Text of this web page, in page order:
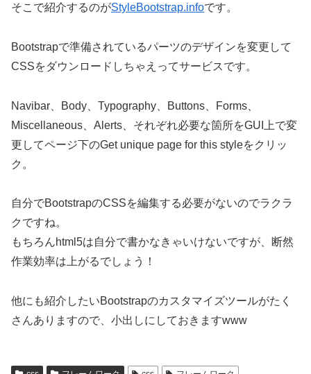
そこで紹介するのがStyleBootstrap.infoです。
Bootstrapで準備されているパーツのデザインを変更して
CSSをダウンロードしちゃえってサービスです。
Navibar、Body、Typography、Buttons、Forms、
Miscellaneous、Alerts、それぞれ必要な箇所をGUI上で変
更してページ下のGet unique page for this styleをクリッ
ク。
自分でBootstrapのCSSを編集する必要がないのでラクラ
クですね。
もちろんhtml5は自分で書かなきゃいけないですが、断然
作業効率は上がるでしょう！
他にも紹介したいBootstrapのカスタマイズツールがたく
さんありますので、小出しにしておきますwww